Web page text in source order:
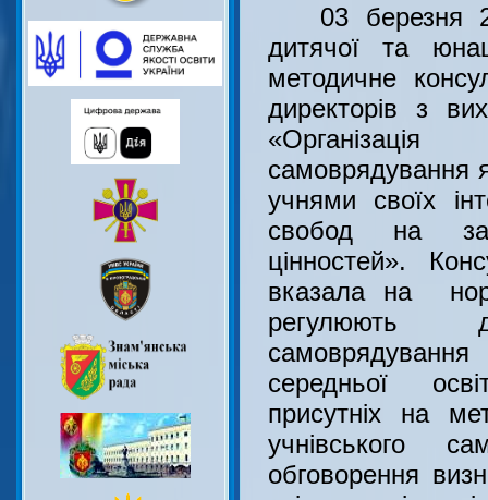
03 березня
дитячої та
методичне
директорів з
самоврядування
учнями своїх
свобод на
цінностей».
вказала на
регулюють
середньої
присутніх на
учнівського
обговорення